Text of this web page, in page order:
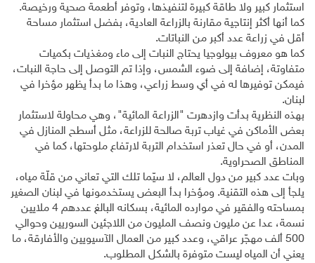
استثمار كبير ولا طاقة كبيرة لتنفيذها، وتوفر أطعمة صحية ورخيصة.
كما أنها أكثر إنتاجية مقارنة بالزراعة العادية، بفضل استثمار مساحة
أقل في زراعة عدد أكبر من النباتات.
كما هو معروف بيولوجيا يحتاج النبات إلى ماء ومغذيات بكميات
متفاوتة، إضافة إلى ضوء الشمس، وإذا تم التوصل إلى حاجة النبات،
فيمكن توفيرها له في أي وسط زراعي، وهذا ما بدأ يظهر مؤخرا في
لبنان.
بهذه النظرية بدأت وازدهرت "الزراعة المائية"، وهي محاولة لاستثمار
بعض الأماكن في غياب تربة صالحة للزراعة، مثل أسطح المنازل في
المدن، أو في حال تعذر استخدام التربة لارتفاع ملوحتها، كما في
المناطق الصحراوية.
وبات عدد كبير من دول العالم، لا سيّما تلك التي تعاني من قلّة مياه،
يلجأ إلى هذه التقنية. ومؤخرا بدأ البعض يستخدمونها في لبنان الصغير
بمساحته والفقير في موارده المائية، بسكانه البالغ عددهم 4 ملايين
نسمة، عدا عن مليون ونصف المليون من اللاجئين السوريين وحوالي
500 ألف مهجّر عراقي، وعدد كبير من العمال الآسيويين والأفارقة، ما
يعني أن المياه ليست متوفرة بالشكل المطلوب.